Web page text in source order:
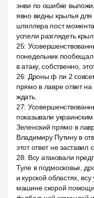
энви по ошибке
явно видны крылья для
штиллера пост
успели разглядеть
25:
понедельник пообещал
в атаку, собственно,
26: Дроны ф пи 2
прямо в лавре ответ
ждать.
27:
показывали
Зеленский прямо в
Владимиру Путину в
этот ответ не заставил
28: Всу атаковали
Туле в подмосковье,
и курской областях,
машине скорой помощи,